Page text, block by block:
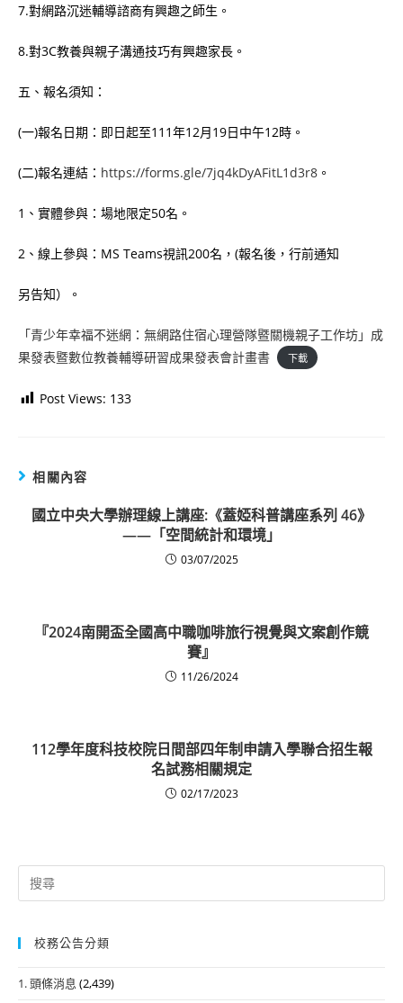
7.對網路沉迷輔導諮商有興趣之師生。
8.對3C教養與親子溝通技巧有興趣家長。
五、報名須知：
(一)報名日期：即日起至111年12月19日中午12時。
(二)報名連結： https://forms.gle/7jq4kDyAFitL1d3r8 。
1、實體參與：場地限定50名。
2、線上參與：MS Teams視訊200名，(報名後，行前通知
另告知）。
「青少年幸福不迷網：無網路住宿心理營隊暨關機親子工作坊」成
果發表暨數位教養輔導研習成果發表會計畫書
下載
Post Views: 133
相關內容
國立中央大學辦理線上講座:《蓋婭科普講座系列 46》
——「空間統計和環境」
03/07/2025
『2024南開盃全國高中職咖啡旅行視覺與文案創作競
賽』
11/26/2024
112學年度科技校院日間部四年制申請入學聯合招生報
名試務相關規定
02/17/2023
Search
for:
校務公告分類
1. 頭條消息 (2,439)